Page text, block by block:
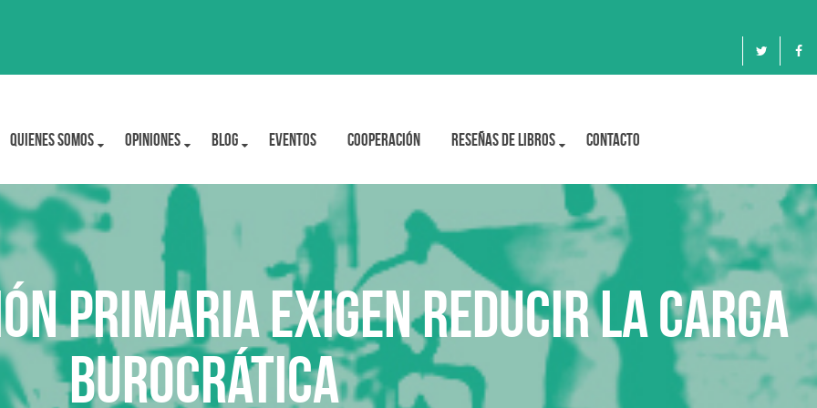
Quienes Somos OPINIONES BLOG Eventos Cooperación Reseñas de libros Contacto
Primaria exigen reducir la carga
burocrática